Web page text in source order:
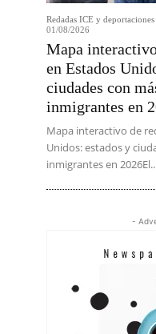
Redadas ICE y
01/08/2026
Mapa
en Estados
ciudades con
inmigrantes en
Mapa interactivo de
Unidos: estados y
inmigrantes en
-